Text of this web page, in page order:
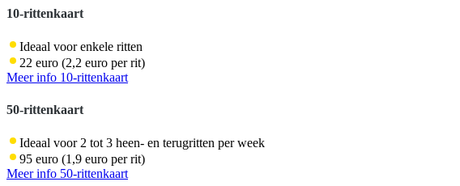
10-rittenkaart
Ideaal voor enkele ritten
22 euro (2,2 euro per rit)
Meer info 10-rittenkaart
50-rittenkaart
Ideaal voor 2 tot 3 heen- en terugritten per week
95 euro (1,9 euro per rit)
Meer info 50-rittenkaart